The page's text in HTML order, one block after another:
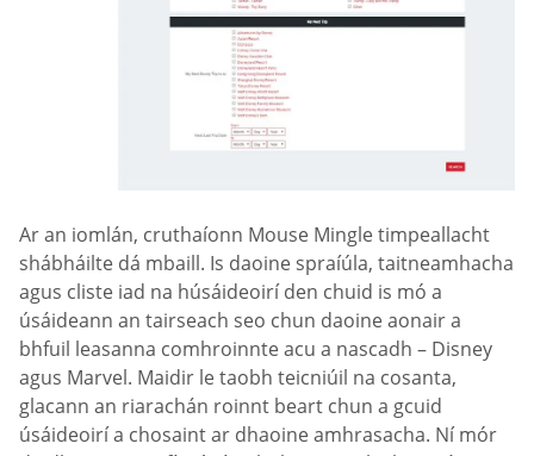
Ar an iomlán, cruthaíonn Mouse Mingle timpeallacht
shábháilte dá mbaill. Is daoine spraíúla, taitneamhacha
agus cliste iad na húsáideoirí den chuid is mó a
úsáideann an tairseach seo chun daoine aonair a
bhfuil leasanna comhroinnte acu a nascadh – Disney
agus Marvel. Maidir le taobh teicniúil na cosanta,
glacann an riarachán roinnt beart chun a gcuid
úsáideoirí a chosaint ar dhaoine amhrasacha. Ní mór